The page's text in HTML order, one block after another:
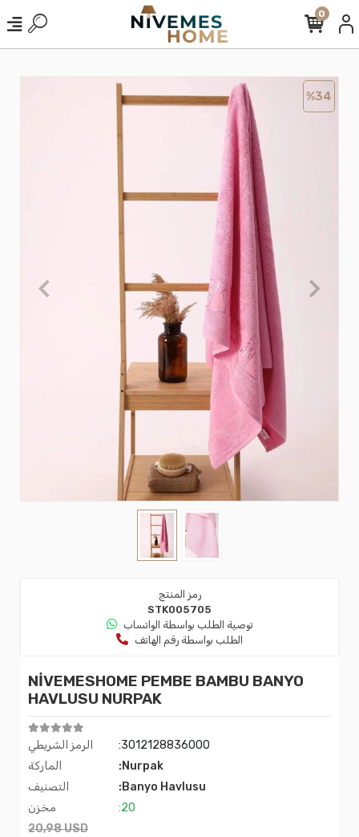
0
%34
رمز المنتج
STK005705
توصية الطلب بواسطة الواتساب
الطلب بواسطة رقم الهاتف
NİVEMESHOME PEMBE BAMBU BANYO
HAVLUSU NURPAK
الرمز الشريطي
:3012128836000
الماركة
:Nurpak
التصنيف
:Banyo Havlusu
مخزن
:20
20,98 USD